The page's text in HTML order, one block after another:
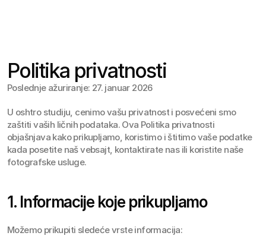
Politika privatnosti
Poslednje ažuriranje: 27. januar 2026
U oshtro studiju, cenimo vašu privatnost i posvećeni smo
zaštiti vaših ličnih podataka. Ova Politika privatnosti
objašnjava kako prikupljamo, koristimo i štitimo vaše podatke
kada posetite naš vebsajt, kontaktirate nas ili koristite naše
fotografske usluge.
1. Informacije koje prikupljamo
Možemo prikupiti sledeće vrste informacija: